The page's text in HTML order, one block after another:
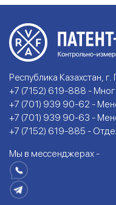
Республика Казахстан,
+7 (7152) 619-888 -
+7 (701) 939 90-62 -
+7 (701) 939 90-63 -
+7 (7152) 619-885 -
Мы в мессенджерах -